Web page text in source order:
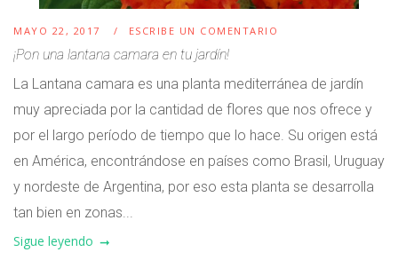
MAYO 22, 2017 ESCRIBE UN COMENTARIO
¡Pon una lantana camara en tu jardín!
La Lantana camara es una planta mediterránea de jardín
muy apreciada por la cantidad de flores que nos ofrece y
por el largo período de tiempo que lo hace. Su origen está
en América, encontrándose en países como Brasil, Uruguay
y nordeste de Argentina, por eso esta planta se desarrolla
tan bien en zonas...
Sigue leyendo